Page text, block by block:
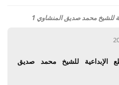
للشيخ محمد صديق المنشاوي 1
الإبداعية للشيخ محمد صديق